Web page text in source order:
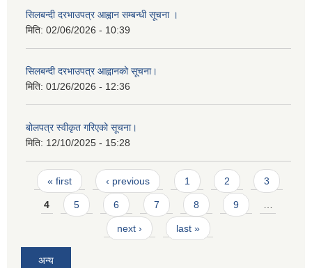
सिलबन्दी दरभाउपत्र आह्वान सम्बन्धी सूचना ।
मिति: 02/06/2026 - 10:39
सिलबन्दी दरभाउपत्र आह्वानको सूचना।
मिति: 01/26/2026 - 12:36
बोलपत्र स्वीकृत गरिएको सूचना।
मिति: 12/10/2025 - 15:28
Pages
« first ‹ previous 1 2 3
4 5 6 7 8 9
next › last »
अन्य